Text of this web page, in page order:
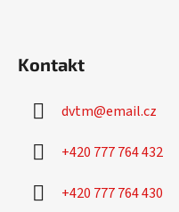
Kontakt
dvtm@email.cz
+420 777 764 432
+420 777 764 430